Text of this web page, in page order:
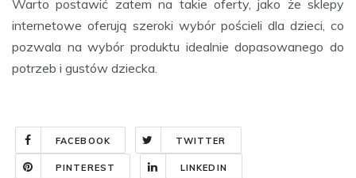
Warto postawić zatem na takie oferty, jako że sklepy
internetowe oferują szeroki wybór pościeli dla dzieci, co
pozwala na wybór produktu idealnie dopasowanego do
potrzeb i gustów dziecka.
FACEBOOK TWITTER
PINTEREST LINKEDIN